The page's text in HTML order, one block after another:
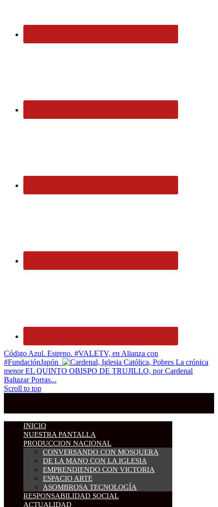
Código Azul. Estreno. #VALETV, en Alianza con
#FundaciónJapón
La crónica
menor EL QUINTO OBISPO DE TRUJILLO, por Cardenal
Baltazar Porras...
Scroll to top
INICIO
NUESTRA PANTALLA
PRODUCCION NACIONAL
CONVERSANDO CON MOSQUERA
DE LA MANO CON LA IGLESIA
EMPRENDIENDO CON VICTORIA
ESPACIO ARTE
ASOMBROSA TECNOLOGÍA
RESPONSABILIDAD SOCIAL
ACTUALIDAD